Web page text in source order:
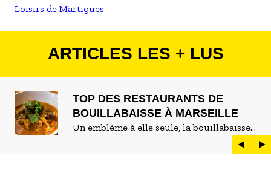
Loisirs de Martigues
ARTICLES LES + LUS
TOP DES RESTAURANTS DE
BOUILLABAISSE À MARSEILLE
Un emblème à elle seule, la bouillabaisse
est LE plat marseillais par excellence. On
peut d'ailleurs vite être submergé·e par la